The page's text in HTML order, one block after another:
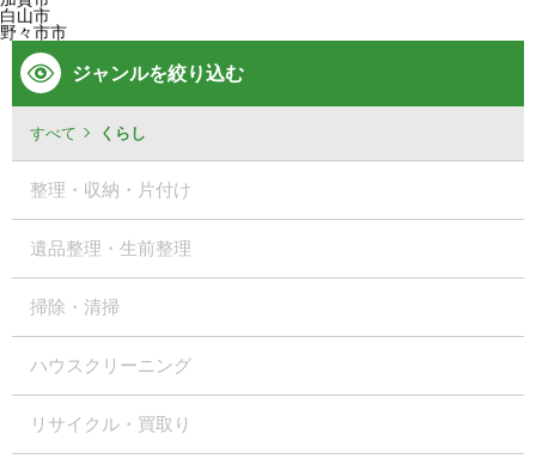
白山市
野々市市
ジャンルを絞り込む
すべて くらし
整理・収納・片付け
遺品整理・生前整理
掃除・清掃
ハウスクリーニング
リサイクル・買取り